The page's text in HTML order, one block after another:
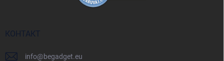
КОНТАКТ
info@begadget.eu